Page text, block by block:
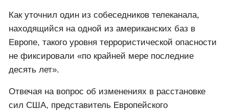
Как уточнил один из собеседников телеканала,
находящийся на одной из американских баз в
Европе, такого уровня террористической опасности
не фиксировали «по крайней мере последние
десять лет».
Отвечая на вопрос об изменениях в расстановке
сил США, представитель Европейского